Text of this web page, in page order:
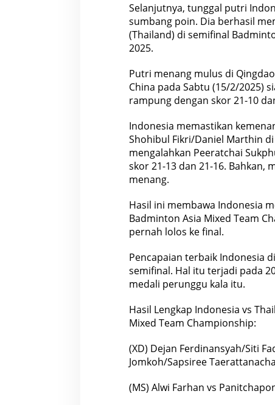
Selanjutnya, tunggal putri
sumbang poin. Dia berhasil
(Thailand) di semifinal
2025.
Putri menang mulus di
China pada Sabtu (15/2/2025)
rampung dengan skor 21-10
Indonesia memastikan
Shohibul Fikri/Daniel Marthin
mengalahkan Peeratchai
skor 21-13 dan 21-16. Bahkan,
menang.
Hasil ini membawa Indonesia
Badminton Asia Mixed Team
pernah lolos ke final.
Pencapaian terbaik Indonesia
semifinal. Hal itu terjadi pada
medali perunggu kala itu.
Hasil Lengkap Indonesia vs
Mixed Team Championship:
(XD) Dejan Ferdinansyah/Siti
Jomkoh/Sapsiree
(MS) Alwi Farhan vs